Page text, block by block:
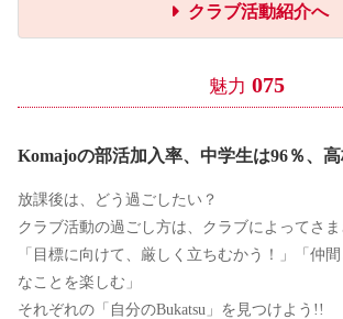
クラブ活動紹介へ
魅力 075
Komajoの部活加入率、中学生は96％、
放課後は、どう過ごしたい？
クラブ活動の過ごし方は、クラブによってさま
「目標に向けて、厳しく立ちむかう！」「仲
なことを楽しむ」
それぞれの「自分のBukatsu」を見つけよう!!